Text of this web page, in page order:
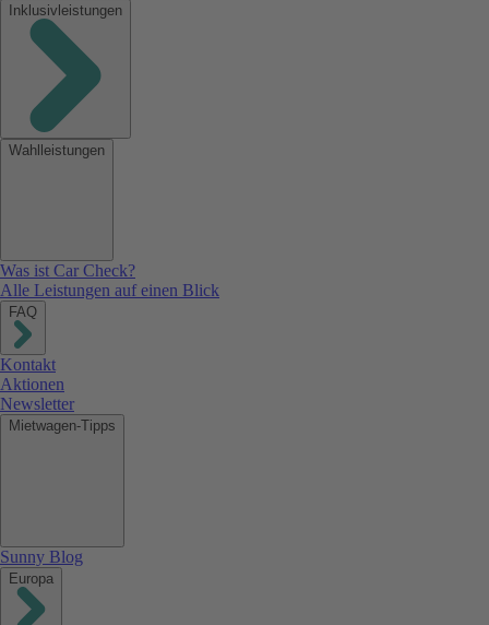
Inklusivleistungen
Wahlleistungen
Was ist Car Check?
Alle Leistungen auf einen Blick
FAQ
Kontakt
Aktionen
Newsletter
Mietwagen-Tipps
Sunny Blog
Europa